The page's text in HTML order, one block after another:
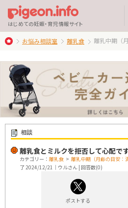
はじめての妊娠・育児情報サイト
お悩み相談室 離乳食 離乳中期（
相談
離乳食とミルクを拒否して心配です
カテゴリー： 離乳食 > 離乳中期（月齢の目安：
了 2024/12/21｜ウルさん | 回答数(0)
ポストする